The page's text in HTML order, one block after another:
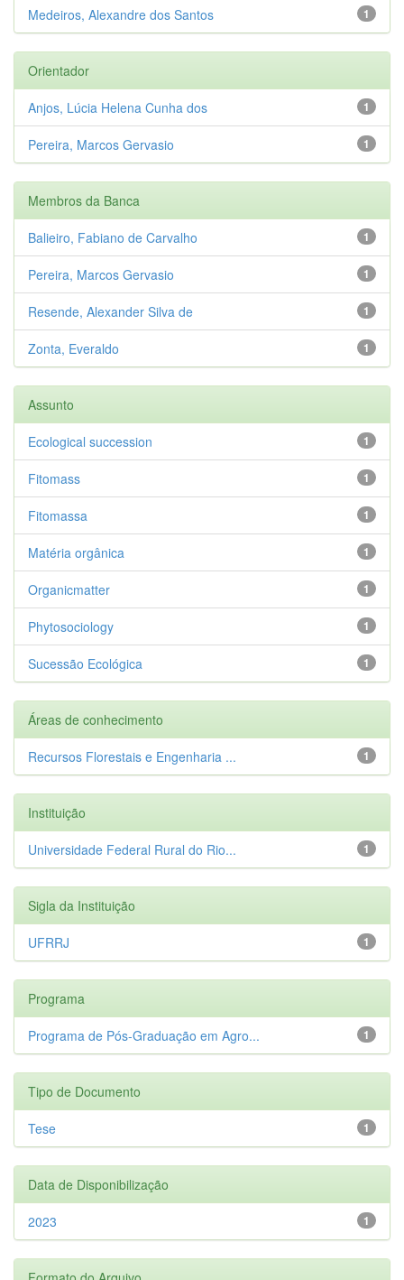
1
Medeiros, Alexandre dos Santos
Orientador
1
Anjos, Lúcia Helena Cunha dos
1
Pereira, Marcos Gervasio
Membros da Banca
1
Balieiro, Fabiano de Carvalho
1
Pereira, Marcos Gervasio
1
Resende, Alexander Silva de
1
Zonta, Everaldo
Assunto
1
Ecological succession
1
Fitomass
1
Fitomassa
1
Matéria orgânica
1
Organicmatter
1
Phytosociology
1
Sucessão Ecológica
Áreas de conhecimento
1
Recursos Florestais e Engenharia ...
Instituição
1
Universidade Federal Rural do Rio...
Sigla da Instituição
1
UFRRJ
Programa
1
Programa de Pós-Graduação em Agro...
Tipo de Documento
1
Tese
Data de Disponibilização
1
2023